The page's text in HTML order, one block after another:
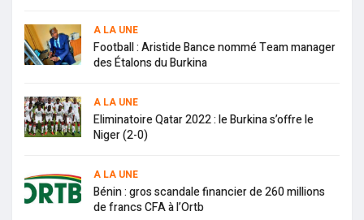
A LA UNE
Football : Aristide Bance nommé Team manager
des Étalons du Burkina
A LA UNE
Eliminatoire Qatar 2022 : le Burkina s’offre le
Niger (2-0)
A LA UNE
Bénin : gros scandale financier de 260 millions
de francs CFA à l’Ortb